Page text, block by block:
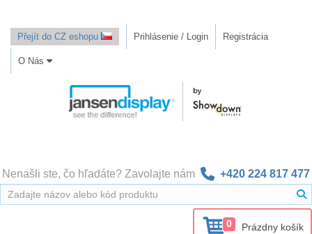
Přejít do CZ eshopu Prihlásenie / Login Registrácia
O Nás
Nenašli ste, čo hľadáte? Zavolajte nám +420 224 817 477
0 Prázdny košík